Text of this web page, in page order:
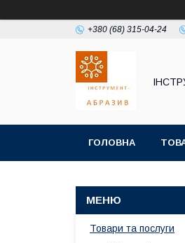
+380 (68) 315-04-24
ГОЛОВНА
Товари та послуги